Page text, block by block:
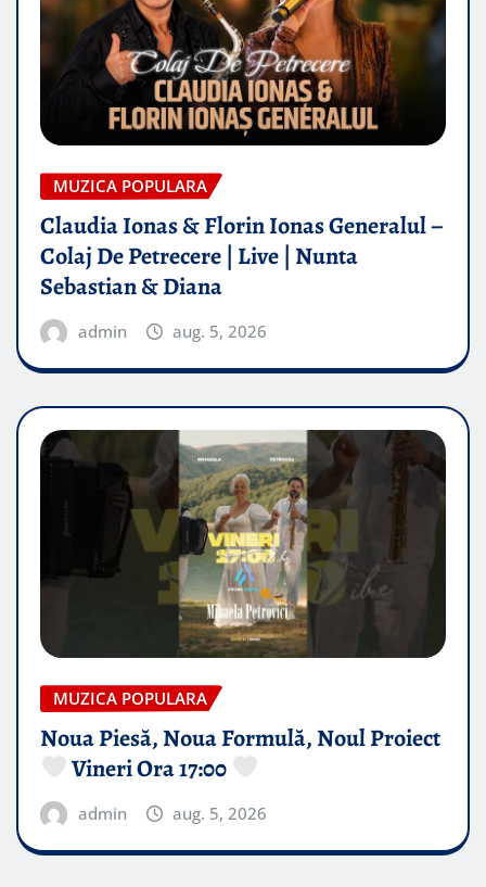
MUZICA POPULARA
Claudia Ionas & Florin Ionas Generalul –
Colaj De Petrecere | Live | Nunta
Sebastian & Diana
admin aug. 5, 2026
MUZICA POPULARA
Noua Piesă, Noua Formulă, Noul Proiect
Vineri Ora 17:00
admin aug. 5, 2026